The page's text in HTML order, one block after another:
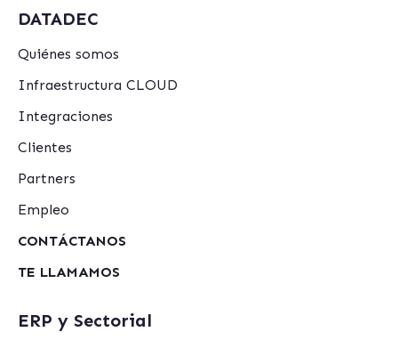
DATADEC
Quiénes somos
Infraestructura CLOUD
Integraciones
Clientes
Partners
Empleo
CONTÁCTANOS
TE LLAMAMOS
ERP y Sectorial